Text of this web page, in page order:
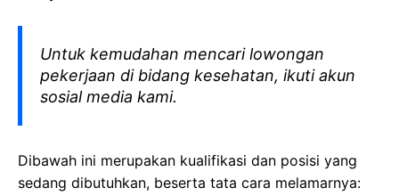
Untuk kemudahan mencari lowongan
pekerjaan di bidang kesehatan, ikuti akun
sosial media kami.
Dibawah ini merupakan kualifikasi dan posisi yang
sedang dibutuhkan, beserta tata cara melamarnya: